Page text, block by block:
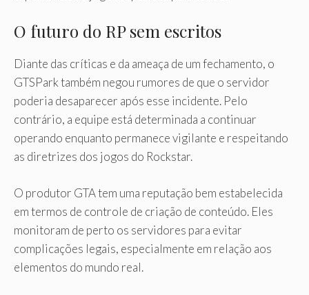
O futuro do RP sem escritos
Diante das críticas e da ameaça de um fechamento, o
GTSPark também negou rumores de que o servidor
poderia desaparecer após esse incidente. Pelo
contrário, a equipe está determinada a continuar
operando enquanto permanece vigilante e respeitando
as diretrizes dos jogos do Rockstar.
O produtor GTA tem uma reputação bem estabelecida
em termos de controle de criação de conteúdo. Eles
monitoram de perto os servidores para evitar
complicações legais, especialmente em relação aos
elementos do mundo real.